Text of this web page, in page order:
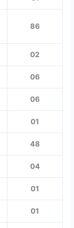
86
02
06
06
01
48
04
01
01